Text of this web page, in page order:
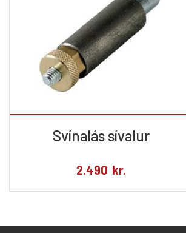
Svínalás sívalur
2.490 kr.